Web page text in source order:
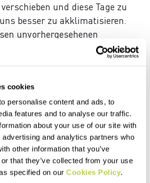
cookies
personalise content and ads, to
features and to analyse our traffic.
about your use of our site with
and analytics partners who
other information that you’ve
that they’ve collected from your use
specified on our Cookies Policy.
und diese Tage zu
besser zu akklimatisieren.
unvorhergesehenen
das die einzig richtige